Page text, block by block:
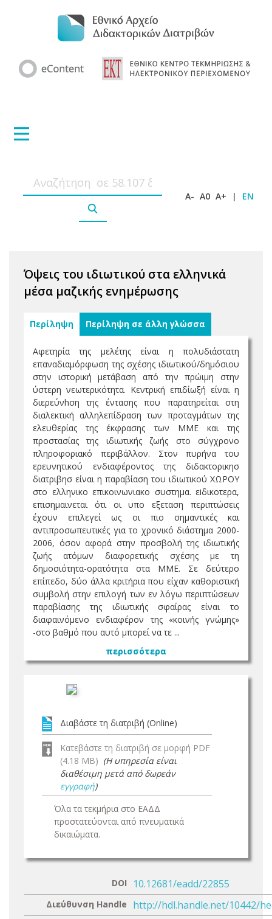
A- A0 A+ | EN
Όψεις του ιδιωτικού στα ελληνικά
μέσα μαζικής ενημέρωσης
Περίληψη Περίληψη σε άλλη γλώσσα
Αφετηρία της μελέτης είναι η πολυδιάστατη
επαναδιαμόρφωση της σχέσης ιδιωτικού/δημόσιου
στην ιστορική μετάβαση από την πρώιμη στην
ύστερη νεωτερικότητα. Κεντρική επιδίωξή είναι η
διερεύνhση της έντασης που παρατηρείται στη
διαλεκτική αλληλεπίδραση των προταγμάτων της
ελευθερίας της έκφρασης των ΜΜΕ και της
προστασίας της ιδιωτικής ζωής στο σύγχρονο
πληροφοριακό περιβάλλον. Στον πυρήνα του
ερευνητικού ενδιαφέροντος της διδακτορικησ
διατριβησ είναι η παραβίαση του ιδιωτικού ΧΩΡΟΥ
στο ελληνικο επικοινωνιακο συστημα. εiδικοτερα,
επισημαινεται ότι οι υπo εξεταση περιπτώσεις
έχουν επιλεγεί ως οι πιο σημαντικές και
αντιπροσωπευτικές για το χρονικό διάστημα 2000-
2006, όσον αφορά στην προσβολή της ιδιωτικής
ζωής ατόμων διαφορετικής σχέσης με τη
δημοσιότητα-ορατότητα στα ΜΜΕ. Σε δεύτερο
επίπεδο, δύο άλλα κριτήρια που είχαν καθοριστική
συμβολή στην επιλογή των εν λόγω περιπτώσεων
παραβίασης της ιδιωτικής σφαίρας είναι το
διαφαινόμενο ενδιαφέρον της «κοινής γνώμης»
-στο βαθμό που αυτό μπορεί να τε ...
περισσότερα
Διαβάστε τη διατριβή (Online)
Κατεβάστε τη διατριβή σε μορφή PDF
(4.18 MB) (Η υπηρεσία είναι
διαθέσιμη μετά από δωρεάν
εγγραφή)
Όλα τα τεκμήρια στο ΕΑΔΔ
προστατεύονται από πνευματικά
δικαιώματα.
DOI 10.12681/eadd/22855
Διεύθυνση Handle http://hdl.handle.net/10442/